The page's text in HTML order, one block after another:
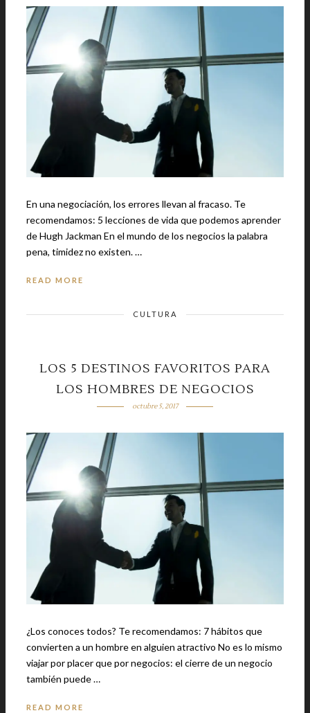
En una negociación, los errores llevan al fracaso. Te
recomendamos: 5 lecciones de vida que podemos aprender
de Hugh Jackman En el mundo de los negocios la palabra
pena, timidez no existen. …
READ MORE
CULTURA
LOS 5 DESTINOS FAVORITOS PARA
LOS HOMBRES DE NEGOCIOS
octubre 5, 2017
¿Los conoces todos? Te recomendamos: 7 hábitos que
convierten a un hombre en alguien atractivo No es lo mismo
viajar por placer que por negocios: el cierre de un negocio
también puede …
READ MORE